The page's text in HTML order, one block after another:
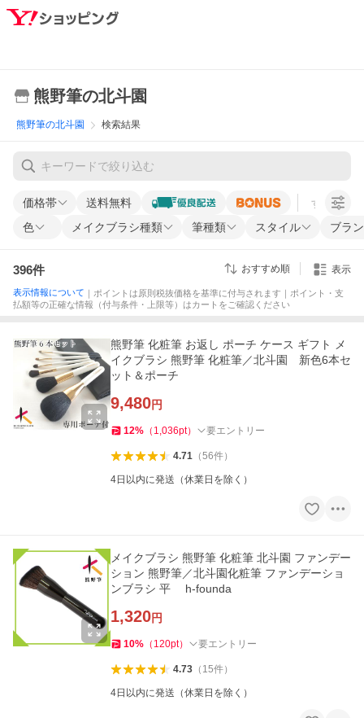
熊野筆の北斗園
熊野筆の北斗園 検索結果
価格帯 送料無料 すべての条
色 メイクブラシ種類 筆種類 スタイル ブラ
396件 おすすめ順 表示
表示情報について ｜ポイントは原則税抜価格を基準に付与されます｜ポイント・支
払額等の正確な情報（付与条件・上限等）はカートをご確認ください
熊野筆 化粧筆 お返し ポーチ ケース ギフト メ
イクブラシ 熊野筆 化粧筆／北斗園 新色6本セ
ット＆ポーチ
9,480円
12% （ 1,036pt） 要エントリー
4.71（56件）
4日以内に発送（休業日を除く）
メイクブラシ 熊野筆 化粧筆 北斗園 ファンデー
ション 熊野筆／北斗園化粧筆 ファンデーショ
ンブラシ 平 h-founda
1,320円
10% （ 120pt） 要エントリー
4.73（ 15件）
4日以内に発送（休業日を除く）